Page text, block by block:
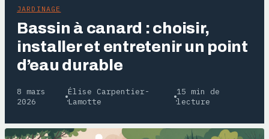
JARDINAGE
Bassin à canard : choisir,
installer et entretenir un point
d’eau durable
8 mars
2026
·
Élise Carpentier-
Lamotte
·
15 min de
lecture